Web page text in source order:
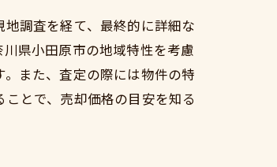
調査を経て、最終的に詳細な
県小田原市の地域特性を考慮
また、査定の際には物件の特
とで、売却価格の目安を知る